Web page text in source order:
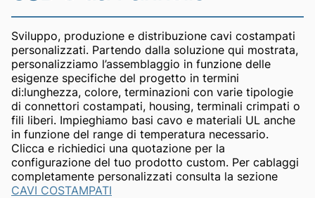
Sviluppo, produzione e distribuzione cavi costampati
personalizzati. Partendo dalla soluzione qui mostrata,
personalizziamo l’assemblaggio in funzione delle
esigenze specifiche del progetto in termini
di:lunghezza, colore, terminazioni con varie tipologie
di connettori costampati, housing, terminali crimpati o
fili liberi. Impieghiamo basi cavo e materiali UL anche
in funzione del range di temperatura necessario.
Clicca e richiedici una quotazione per la
configurazione del tuo prodotto custom. Per cablaggi
completamente personalizzati consulta la sezione
CAVI COSTAMPATI